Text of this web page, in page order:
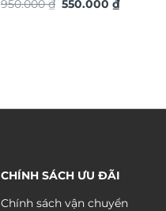
TG4925S
950.000₫ Giá
550.000₫Giá
CHÍNH SÁCH ƯU ĐÃI
Chính sách vận chuyển